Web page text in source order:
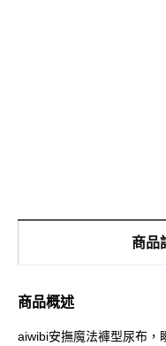
商品
商品概述
aiwibi安撫魔法褲型尿布，